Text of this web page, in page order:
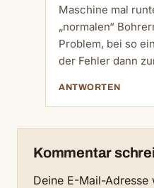
Maschine mal
„normalen“
Problem, bei so
der Fehler dann
ANTWORTEN
Kommentar
Deine E-Mail-